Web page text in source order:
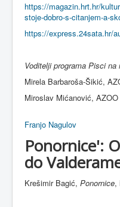
https://magazin.hrt.hr/
stoje-dobro-s-citanjem-a-
https://express.24sata.hr/
Voditelji programa Pisci na
Mirela Barbaroša-Šikić,
Miroslav Mićanović, AZOO
Franjo Nagulov
Ponornice':
do
Krešimir Bagić, Ponornice,